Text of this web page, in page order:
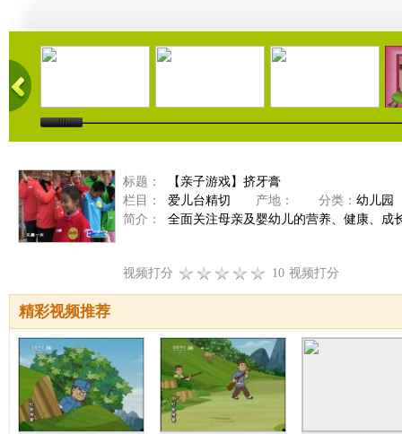
21:58 01:43 02:58
标题：
【亲子游戏】挤牙膏
栏目：
爱儿台精切 产地： 分类： 幼儿园
简介：
全面关注母亲及婴幼儿的营养、健康、成
视频打分 10 视频打分
精彩视频推荐